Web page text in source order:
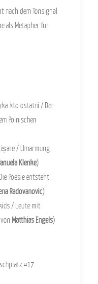
nach dem Tonsignal
als Metapher für
kto ostatni / Der
Polnischen
/ Umarmung
Klenke)
Poesie entsteht
Radovanovic)
/ Leute mit
Matthias Engels)
#17